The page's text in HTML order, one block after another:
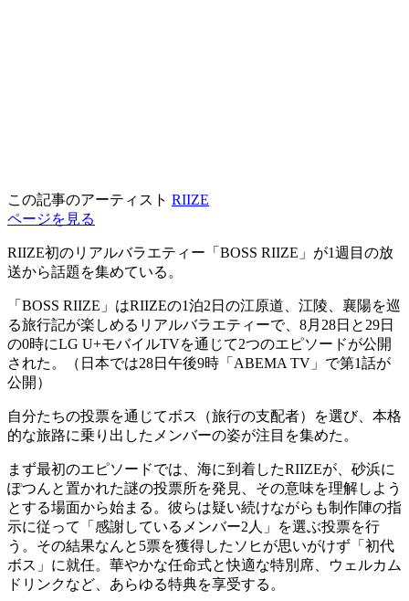
この記事のアーティスト RIIZE
ページを見る
RIIZE初のリアルバラエティー「BOSS RIIZE」が1週目の放
送から話題を集めている。
「BOSS RIIZE」はRIIZEの1泊2日の江原道、江陵、襄陽を巡
る旅行記が楽しめるリアルバラエティーで、8月28日と29日
の0時にLG U+モバイルTVを通じて2つのエピソードが公開
された。（日本では28日午後9時「ABEMA TV」で第1話が
公開）
自分たちの投票を通じてボス（旅行の支配者）を選び、本格
的な旅路に乗り出したメンバーの姿が注目を集めた。
まず最初のエピソードでは、海に到着したRIIZEが、砂浜に
ぽつんと置かれた謎の投票所を発見、その意味を理解しよう
とする場面から始まる。彼らは疑い続けながらも制作陣の指
示に従って「感謝しているメンバー2人」を選ぶ投票を行
う。その結果なんと5票を獲得したソヒが思いがけず「初代
ボス」に就任。華やかな任命式と快適な特別席、ウェルカム
ドリンクなど、あらゆる特典を享受する。